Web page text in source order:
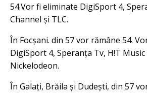
54.Vor fi eliminate DigiSport 4,
Channel și TLC.
În Focșani. din 57 vor rămâne 54.
DigiSport 4, Speranța Tv, H!T Music
Nickelodeon.
În Galați, Brăila și Dudești, din 57